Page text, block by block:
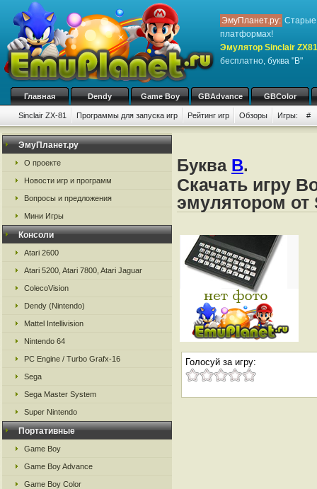
ЭмуПланет.ру: Старые
платформах!
Эмулятор Sinclair ZX81
бесплатно, буква "B"
Главная Dendy Game Boy GBAdvance GBColor
Sinclair ZX-81 Программы для запуска игр Рейтинг игр Обзоры Игры: #
ЭмуПланет.ру
О проекте
Новости игр и программ
Вопросы и предложения
Мини Игры
Консоли
Atari 2600
Atari 5200, Atari 7800, Atari Jaguar
ColecoVision
Dendy (Nintendo)
Mattel Intellivision
Nintendo 64
PC Engine / Turbo Grafx-16
Sega
Sega Master System
Super Nintendo
Портативные
Game Boy
Game Boy Advance
Game Boy Color
Буква B.
Скачать игру
эмулятором от
Голосуй за игру: